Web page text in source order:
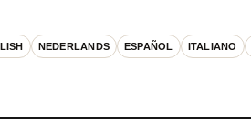
NEDERLANDS ESPAÑOL ITALIANO